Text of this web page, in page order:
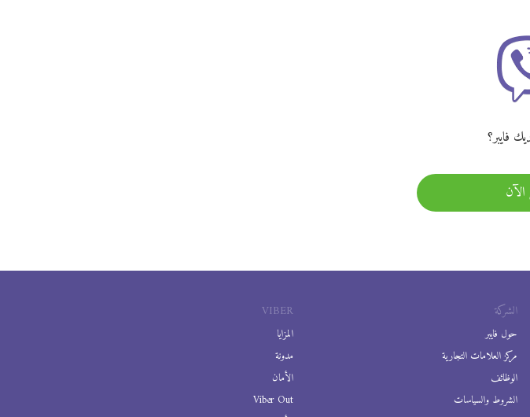
فايبر؟
الآن
VIBER
المزايا
مدونة
الأمان
Viber Out
الشركة
حول فايبر
مركز العلامات التجارية
الوظائف
الشروط والسياسات